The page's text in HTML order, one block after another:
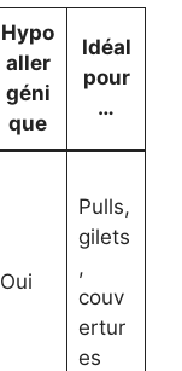
Hypo
aller
géni
que
Idéal
pour
…
Oui
Pulls,
gilets
,
couv
ertur
es